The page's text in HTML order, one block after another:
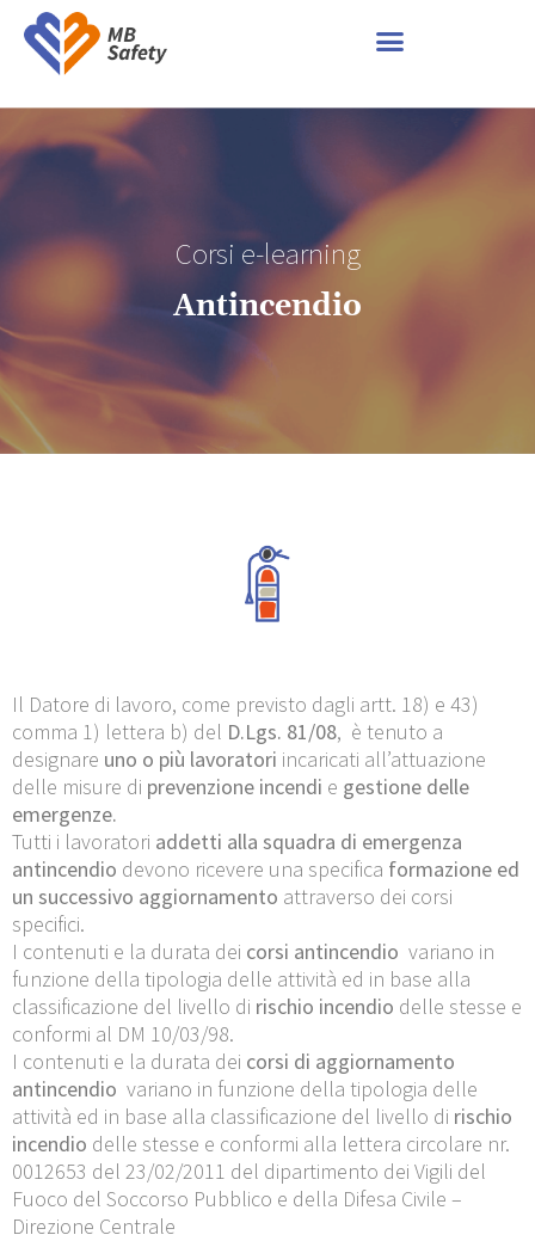
Corsi e-learning
Antincendio
Il Datore di lavoro, come previsto dagli artt. 18) e 43)
comma 1) lettera b) del D.Lgs. 81/08, è tenuto a
designare uno o più lavoratori incaricati all’attuazione
delle misure di prevenzione incendi e gestione delle
emergenze.
Tutti i lavoratori addetti alla squadra di emergenza
antincendio devono ricevere una specifica formazione ed
un successivo aggiornamento attraverso dei corsi
specifici.
I contenuti e la durata dei corsi antincendio variano in
funzione della tipologia delle attività ed in base alla
classificazione del livello di rischio incendio delle stesse e
conformi al DM 10/03/98.
I contenuti e la durata dei corsi di aggiornamento
antincendio variano in funzione della tipologia delle
attività ed in base alla classificazione del livello di rischio
incendio delle stesse e conformi alla lettera circolare nr.
0012653 del 23/02/2011 del dipartimento dei Vigili del
Fuoco del Soccorso Pubblico e della Difesa Civile –
Direzione Centrale